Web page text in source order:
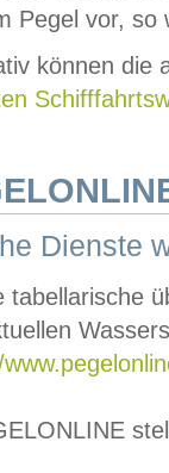
Pegel vor,
können die
Dienste
tabellarische